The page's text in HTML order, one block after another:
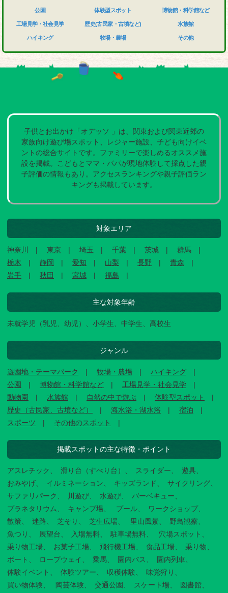
公園
工場見学・社会見学
ハイキング
体験型スポット
歴史(古民家・古墳など)
牧場・農場
博物館・科学館など
水族館
その他
子供とお出かけ「オデッソ 」は、関東および関東近郊の
家族向け遊び場スポット、レジャー施設、子ども向けイベ
ントの総合サイトです。ファミリーで楽しめるオススメ施
設を掲載。こどもとママ・パパが現地体験して採点した親
子評価の情報もあり。アクセスランキングや親子評価ラン
キングも掲載しています。
対象エリア
神奈川 東京 埼玉 千葉 茨城
群馬
栃木
静岡 愛知 山梨 長野
青森
岩手
秋田 宮城 福島
主な対象年齢
未就学児（乳児、幼児）、小学生、中学生、高校生
ジャンル
遊園地・テーマパーク 牧場・農場
ハイキング
公園
博物館・科学館など
工場見学・社会見学
動物園
水族館 自然の中で遊ぶ
体験型スポット
歴史（古民家、古墳など）
海水浴・湖水浴
宿泊
スポーツ
その他のスポット
掲載スポットの主な特徴・ポイント
アスレチック 滑り台（すべり台） スライダー
遊具
おみやげ
イルミネーション キッズランド
サイクリング
サファリパーク
川遊び 水遊び
バーベキュー
プラネタリウム
キャンプ場 プール
ワークショップ
散策
迷路 芝そり 芝生広場 里山風景
野鳥観察
魚つり
展望台 入場無料 駐車場無料
穴場スポット
乗り物工場
お菓子工場 飛行機工場 食品工場
乗り物
ボート
ロープウェイ 乗馬 園内バス
園内列車
体験イベント
体験ツアー 収穫体験
味覚狩り
買い物体験
陶芸体験 交通公園 スケート場 図書館